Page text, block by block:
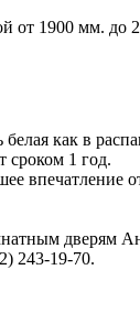
от 1900 мм. до
как в
сроком 1 год.
впечатление
дверям
243-19-70.